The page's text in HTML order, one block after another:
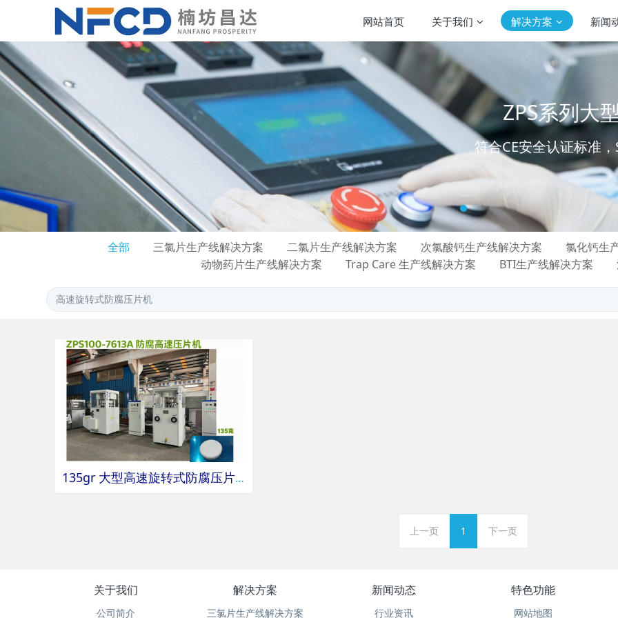
网站首页 关于我们 解决方案 新闻
ZPS系列大
符合CE安全认证标准
全部 三氯片生产线解决方案 二氯片生产线解决方案 次氯酸钙生产线解决方案
氯化钙生
动物药片生产线解决方案
Trap Care 生产线解决方案 BTI生产线解决方案
135gr 大型高速旋转式防腐压片机
上一页 1 下一页
关于我们
公司简介
解决方案
三氯片生产线解决方案
新闻动态
行业资讯
特色功能
网站地图